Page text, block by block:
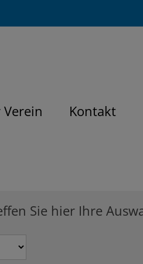
Verein Kontakt
Sie hier Ihre